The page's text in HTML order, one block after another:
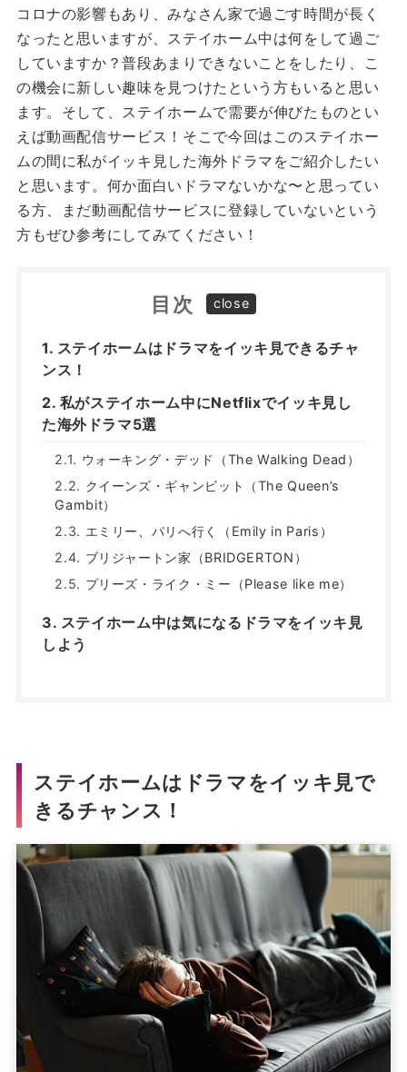
コロナの影響もあり、みなさん家で過ごす時間が長く
なったと思いますが、ステイホーム中は何をして過ご
していますか？普段あまりできないことをしたり、こ
の機会に新しい趣味を見つけたという方もいると思い
ます。そして、ステイホームで需要が伸びたものとい
えば動画配信サービス！そこで今回はこのステイホー
ムの間に私がイッキ見した海外ドラマをご紹介したい
と思います。何か面白いドラマないかな〜と思ってい
る方、まだ動画配信サービスに登録していないという
方もぜひ参考にしてみてください！
目次
ステイホームはドラマをイッキ見できるチャ
ンス！
私がステイホーム中にNetflixでイッキ見し
た海外ドラマ5選
ウォーキング・デッド（The Walking Dead）
クイーンズ・ギャンビット（The Queen’s
Gambit）
エミリー、パリへ行く（Emily in Paris）
ブリジャートン家（BRIDGERTON）
プリーズ・ライク・ミー（Please like me）
ステイホーム中は気になるドラマをイッキ見
しよう
ステイホームはドラマをイッキ見で
きるチャンス！